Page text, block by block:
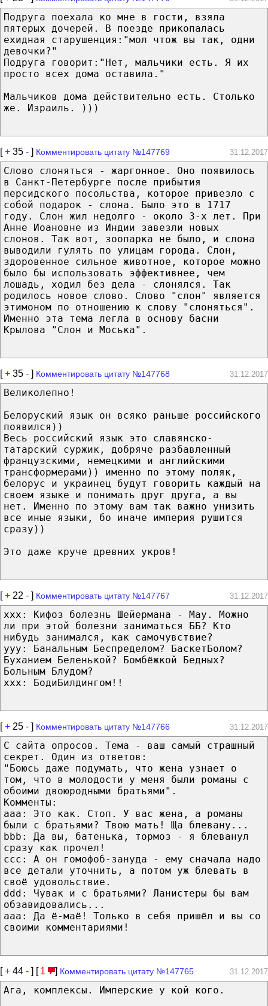
Подруга поехала ко мне в гости, взяла
пятерых дочерей. В поезде прикопалась
ехидная старушенция:"мол чтож вы так, одни
девочки?"
Подруга говорит:"Нет, мальчики есть. Я их
просто всех дома оставила."
Мальчиков дома действительно есть. Столько
же. Израиль. )))
[+ 35 - ] Комментировать цитату №147769 31.12.2017
Слово слоняться - жаргонное. Оно появилось
в Санкт-Петербурге после прибытия
персидского посольства, которое привезло с
собой подарок - слона. Было это в 1717
году. Слон жил недолго - около 3-х лет. При
Анне Иоановне из Индии завезли новых
слонов. Так вот, зоопарка не было, и слона
выводили гулять по улицам города. Слон,
здоровенное сильное животное, которое можно
было бы использовать эффективнее, чем
лошадь, ходил без дела - слонялся. Так
родилось новое слово. Слово "слон" является
этимоном по отношению к слову "слоняться".
Именно эта тема легла в основу басни
Крылова "Слон и Моська".
[+ 35 - ] Комментировать цитату №147768 31.12.2017
Великолепно!
Белоруский язык он всяко раньше российского
появился))
Весь российский язык это славянско-
татарский суржик, добряче разбавленный
французскими, немецкими и английскими
трансформерами)) именно по этому поляк,
белорус и украинец будут говорить каждый на
своем языке и понимать друг друга, а вы
нет. Именно по этому вам так важно унизить
все иные языки, бо иначе империя рушится
сразу))
Это даже круче древних укров!
[+ 22 - ] Комментировать цитату №147767 31.12.2017
xxx: Кифоз болезнь Шейермана - Мау. Можно
ли при этой болезни заниматься ББ? Кто
нибудь занимался, как самочувствие?
yyy: Банальным Беспределом? БаскетБолом?
Буханием Беленькой? Бомбёжкой Бедных?
Больным Блудом?
xxx: БодиБилдингом!!
[+ 25 - ] Комментировать цитату №147766 31.12.2017
С сайта опросов. Тема - ваш самый страшный
секрет. Один из ответов:
"Боюсь даже подумать, что жена узнает о
том, что в молодости у меня были романы с
обоими двоюродными братьями".
Комменты:
ааа: Это как. Стоп. У вас жена, а романы
были с братьями? Твою мать! Ща блевану...
bbb: Да вы, батенька, тормоз - я блеванул
сразу как прочел!
ccc: А он гомофоб-зануда - ему сначала надо
все детали уточнить, а потом уж блевать в
своё удовольствие.
ddd: Чувак и с братьями? Ланистеры бы вам
обзавидовались...
ааа: Да ё-маё! Только в себя пришёл и вы со
своими комментариями!
[+ 44 - ] [ 1 ] Комментировать цитату №147765 31.12.2017
Ага, комплексы. Имперские у кой кого.